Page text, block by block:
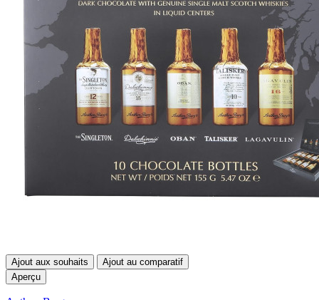
Ajout aux souhaits
Ajout au comparatif
Aperçu